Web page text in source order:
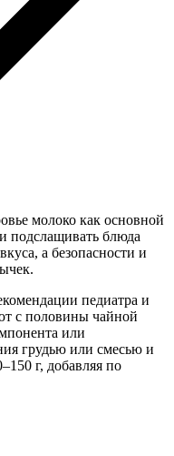
молоко как основной
подслащивать блюда
а безопасности и
педиатра и
с половины чайной
или
грудью или смесью и
г, добавляя по